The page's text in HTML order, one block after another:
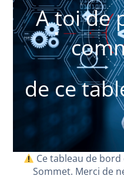
A toi de
de ce
Ce tableau de
Sommet. Merci de